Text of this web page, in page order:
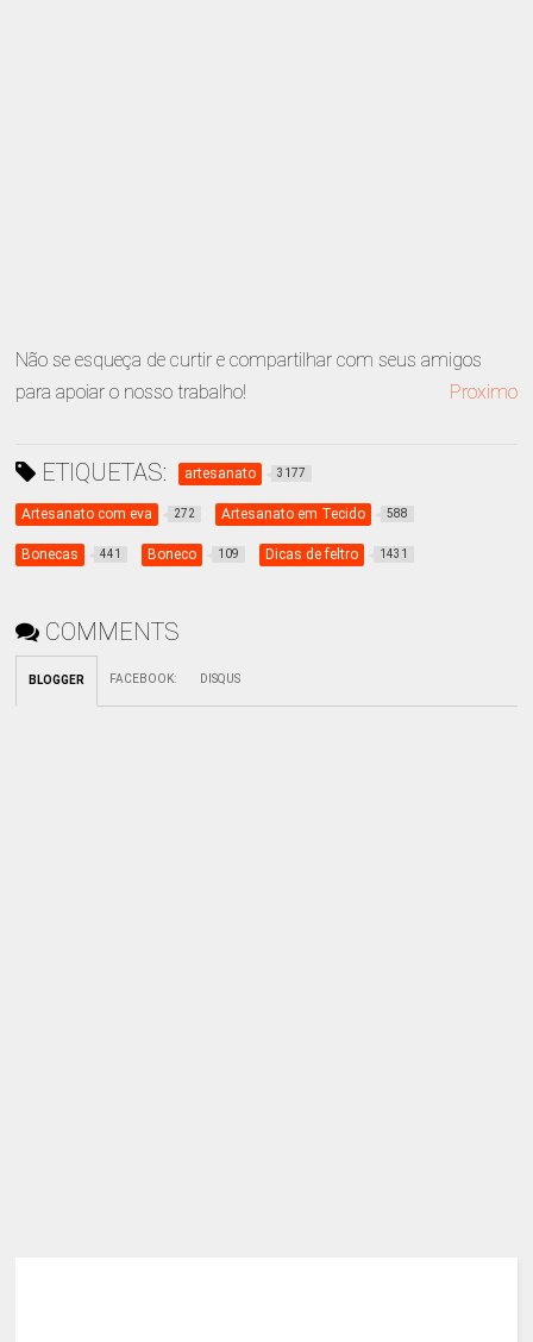
Não se esqueça de curtir e compartilhar com seus amigos
para apoiar o nosso trabalho!
Proximo
ETIQUETAS: artesanato 3177
Artesanato com eva 272 Artesanato em Tecido 588
Bonecas 441 Boneco 109 Dicas de feltro 1431
COMMENTS
BLOGGER FACEBOOK: DISQUS